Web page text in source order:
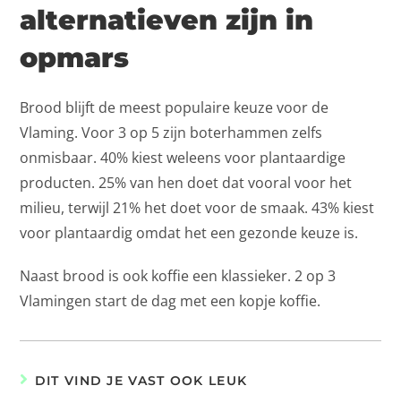
alternatieven zijn in
opmars
Brood blijft de meest populaire keuze voor de
Vlaming. Voor 3 op 5 zijn boterhammen zelfs
onmisbaar. 40% kiest weleens voor plantaardige
producten. 25% van hen doet dat vooral voor het
milieu, terwijl 21% het doet voor de smaak. 43% kiest
voor plantaardig omdat het een gezonde keuze is.
Naast brood is ook koffie een klassieker. 2 op 3
Vlamingen start de dag met een kopje koffie.
DIT VIND JE VAST OOK LEUK